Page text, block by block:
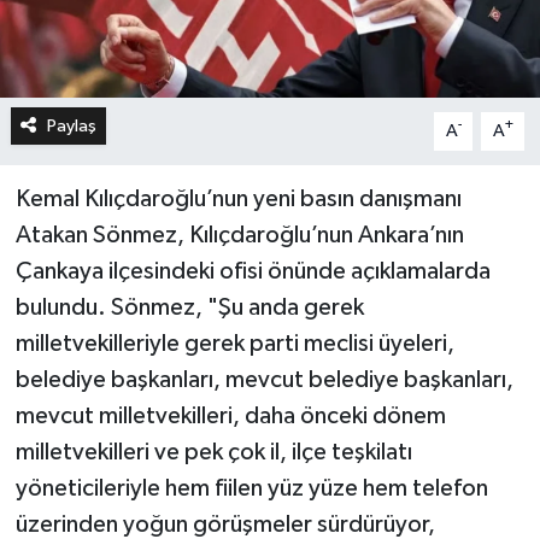
Paylaş A- A+
Kemal Kılıçdaroğlu’nun yeni basın danışmanı
Atakan Sönmez, Kılıçdaroğlu’nun Ankara’nın
Çankaya ilçesindeki ofisi önünde açıklamalarda
bulundu. Sönmez, "Şu anda gerek
milletvekilleriyle gerek parti meclisi üyeleri,
belediye başkanları, mevcut belediye başkanları,
mevcut milletvekilleri, daha önceki dönem
milletvekilleri ve pek çok il, ilçe teşkilatı
yöneticileriyle hem fiilen yüz yüze hem telefon
üzerinden yoğun görüşmeler sürdürüyor,